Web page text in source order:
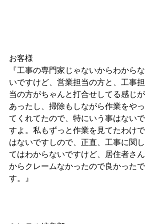
お客様
『工事の専門家じゃないからわからな
いですけど、営業担当の方と、工事担
当の方がちゃんと打合せしてる感じが
あったし、掃除もしながら作業をやっ
てくれてたので、特にいう事はないで
すよ。私もずっと作業を見てたわけで
はないですしので、正直、工事に関し
てはわからないですけど、居住者さん
からクレームなかったので良かったで
す。』